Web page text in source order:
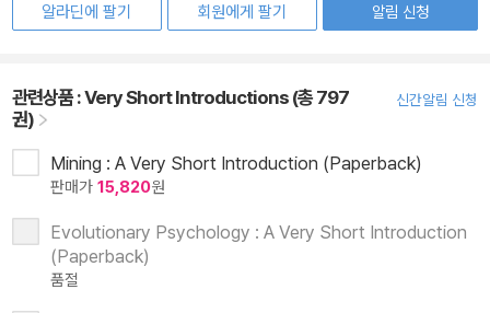
알라딘에 팔기
회원에게 팔기
알림 신청
관련상품 :Very Short Introductions (총 797
권)
신간알림 신청
Mining : A Very Short Introduction (Paperback)
판매가 15,820원
Evolutionary Psychology : A Very Short Introduction
(Paperback)
품절